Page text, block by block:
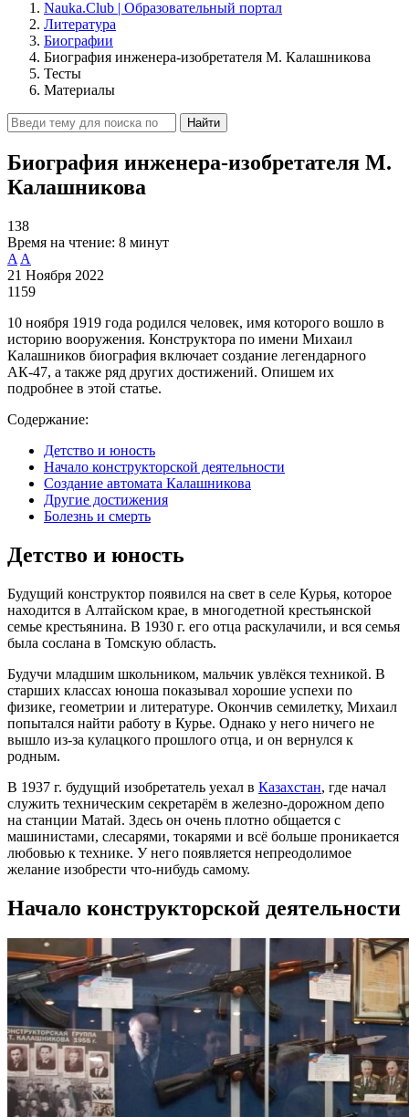
Nauka.Club | Образовательный портал
Литература
Биографии
Биография инженера-изобретателя М. Калашникова
Тесты
Материалы
Найти
Биография инженера-изобретателя М.
Калашникова
138
Время на чтение: 8 минут
A A
21 Ноября 2022
1159
10 ноября 1919 года родился человек, имя которого вошло в
историю вооружения. Конструктора по имени Михаил
Калашников биография включает создание легендарного
АК-47, а также ряд других достижений. Опишем их
подробнее в этой статье.
Содержание:
Детство и юность
Начало конструкторской деятельности
Создание автомата Калашникова
Другие достижения
Болезнь и смерть
Детство и юность
Будущий конструктор появился на свет в селе Курья, которое
находится в Алтайском крае, в многодетной крестьянской
семье крестьянина. В 1930 г. его отца раскулачили, и вся семья
была сослана в Томскую область.
Будучи младшим школьником, мальчик увлёкся техникой. В
старших классах юноша показывал хорошие успехи по
физике, геометрии и литературе. Окончив семилетку, Михаил
попытался найти работу в Курье. Однако у него ничего не
вышло из-за кулацкого прошлого отца, и он вернулся к
родным.
В 1937 г. будущий изобретатель уехал в Казахстан, где начал
служить техническим секретарём в железно-дорожном депо
на станции Матай. Здесь он очень плотно общается с
машинистами, слесарями, токарями и всё больше проникается
любовью к технике. У него появляется непреодолимое
желание изобрести что-нибудь самому.
Начало конструкторской деятельности